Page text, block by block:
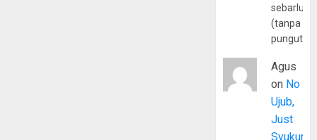
(tanpa
Agus
on No
Ujub,
Just
Syukur